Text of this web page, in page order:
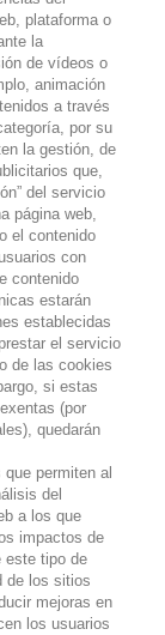
plataforma o
la
de vídeos o
animación
a través
por su
la gestión, de
que,
del servicio
página web,
el contenido
con
contenido
estarán
establecidas
el servicio
de las cookies
si estas
(por
quedarán
permiten al
del
a los que
impactos de
este tipo de
de los sitios
mejoras en
los usuarios